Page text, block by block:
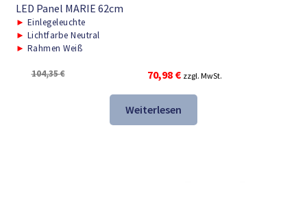
LED Panel MARIE 62cm
► Einlegeleuchte
► Lichtfarbe Neutral
► Rahmen Weiß
104,35€
Ursprünglicher
Preis
war:
104,35 €
70,98 €Aktueller
Preis
ist:
70,98 €.
zzgl. MwSt.
Weiterlesen